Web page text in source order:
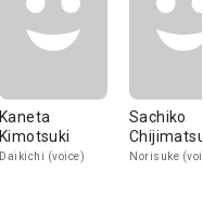
Kaneta
Kimotsuki
Daikichi (voice)
Sachiko
Norisuke